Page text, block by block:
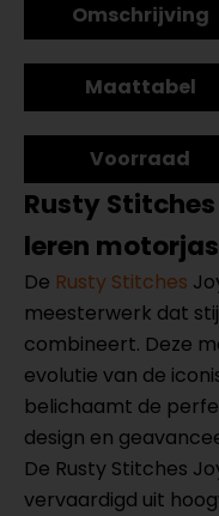
Omschrijving
Maattabel
Voorraad
Rusty
leren motorjas
De Rusty Stitches
meesterwerk dat
combineert. Deze
evolutie van de
belichaamt de
design en
De Rusty Stitches
vervaardigd uit